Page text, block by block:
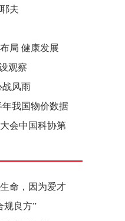
夫
局 健康发展
观察
战风雨
我国物价数据
会中国科协第
命，因为爱才
规良方”